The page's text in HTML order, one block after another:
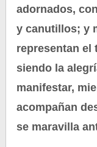
adornados,
y canutillos; y
representan el
siendo la
manifestar,
acompañan
se maravilla